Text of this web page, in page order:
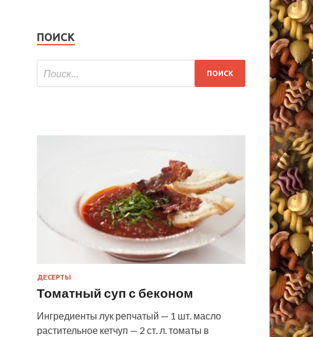
ПОИСК
ДЕСЕРТЫ
Томатный суп с беконом
Ингредиенты лук репчатый — 1 шт. масло
растительное кетчуп — 2 ст. л. томаты в